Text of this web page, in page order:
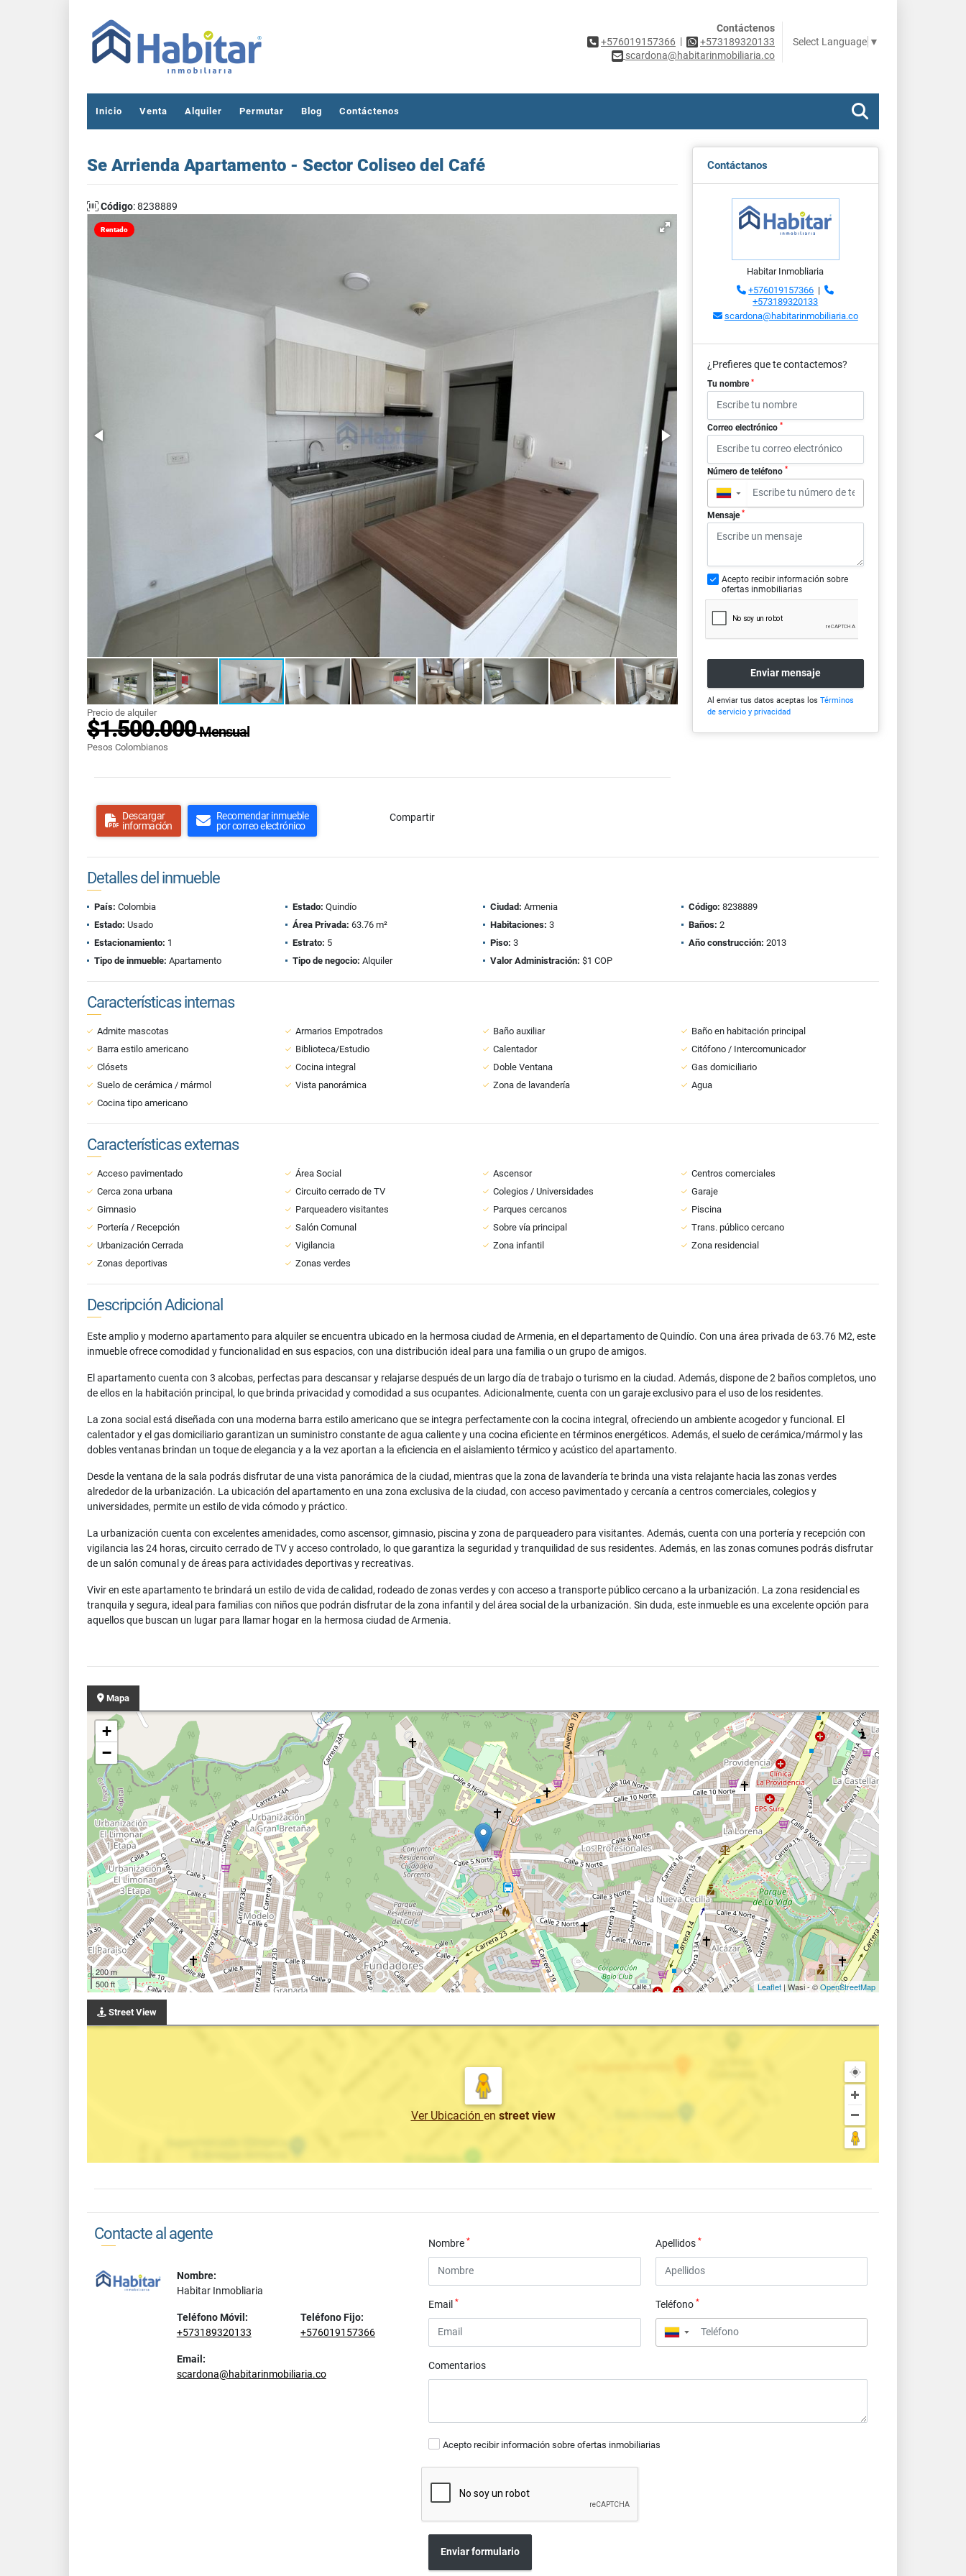
Contáctenos
+576019157366 |
+573189320133
scardona@habitarinmobiliaria.co
Select Language ▼
Inicio Venta Alquiler Permutar Blog Contáctenos
Se Arrienda Apartamento - Sector Coliseo del Café
Código: 8238889
Rentado
Precio de alquiler
$1.500.000Mensual
Pesos Colombianos
Descargar
información
Recomendar inmueble
por correo electrónico
Compartir
Contáctanos
Habitar Inmobliaria
+576019157366 |
+573189320133
scardona@habitarinmobiliaria.co
¿Prefieres que te contactemos?
Tu nombre *
Correo electrónico *
Número de teléfono *
▼
Mensaje *
Acepto recibir información sobre
ofertas inmobiliarias
Enviar mensaje
Al enviar tus datos aceptas los Términos
de servicio y privacidad
Detalles del inmueble
País: Colombia Estado: Quindío Ciudad: Armenia Código: 8238889
Estado: Usado Área Privada: 63.76 m² Habitaciones: 3 Baños: 2
Estacionamiento: 1 Estrato: 5 Piso: 3 Año construcción: 2013
Tipo de inmueble: Apartamento Tipo de negocio: Alquiler Valor Administración: $1 COP
Características internas
Admite mascotas Armarios Empotrados Baño auxiliar
Baño en habitación principal
Barra estilo americano
Biblioteca/Estudio Calentador
Citófono / Intercomunicador
Clósets
Cocina integral Doble Ventana
Gas domiciliario
Suelo de cerámica / mármol
Vista panorámica Zona de lavandería
Agua
Cocina tipo americano
Características externas
Acceso pavimentado Área Social Ascensor
Centros comerciales
Cerca zona urbana
Circuito cerrado de TV Colegios / Universidades
Garaje
Gimnasio
Parqueadero visitantes Parques cercanos
Piscina
Portería / Recepción
Salón Comunal Sobre vía principal
Trans. público cercano
Urbanización Cerrada
Vigilancia Zona infantil
Zona residencial
Zonas deportivas
Zonas verdes
Descripción Adicional
Este amplio y moderno apartamento para alquiler se encuentra ubicado en la hermosa ciudad de Armenia, en el departamento de Quindío. Con una área privada de 63.76 M2, este
inmueble ofrece comodidad y funcionalidad en sus espacios, con una distribución ideal para una familia o un grupo de amigos.
El apartamento cuenta con 3 alcobas, perfectas para descansar y relajarse después de un largo día de trabajo o turismo en la ciudad. Además, dispone de 2 baños completos, uno
de ellos en la habitación principal, lo que brinda privacidad y comodidad a sus ocupantes. Adicionalmente, cuenta con un garaje exclusivo para el uso de los residentes.
La zona social está diseñada con una moderna barra estilo americano que se integra perfectamente con la cocina integral, ofreciendo un ambiente acogedor y funcional. El
calentador y el gas domiciliario garantizan un suministro constante de agua caliente y una cocina eficiente en términos energéticos. Además, el suelo de cerámica/mármol y las
dobles ventanas brindan un toque de elegancia y a la vez aportan a la eficiencia en el aislamiento térmico y acústico del apartamento.
Desde la ventana de la sala podrás disfrutar de una vista panorámica de la ciudad, mientras que la zona de lavandería te brinda una vista relajante hacia las zonas verdes
alrededor de la urbanización. La ubicación del apartamento en una zona exclusiva de la ciudad, con acceso pavimentado y cercanía a centros comerciales, colegios y
universidades, permite un estilo de vida cómodo y práctico.
La urbanización cuenta con excelentes amenidades, como ascensor, gimnasio, piscina y zona de parqueadero para visitantes. Además, cuenta con una portería y recepción con
vigilancia las 24 horas, circuito cerrado de TV y acceso controlado, lo que garantiza la seguridad y tranquilidad de sus residentes. Además, en las zonas comunes podrás disfrutar
de un salón comunal y de áreas para actividades deportivas y recreativas.
Vivir en este apartamento te brindará un estilo de vida de calidad, rodeado de zonas verdes y con acceso a transporte público cercano a la urbanización. La zona residencial es
tranquila y segura, ideal para familias con niños que podrán disfrutar de la zona infantil y del área social de la urbanización. Sin duda, este inmueble es una excelente opción para
aquellos que buscan un lugar para llamar hogar en la hermosa ciudad de Armenia.
Mapa
+
−
200 m
500 ft
Leaflet | Wasi - ©OpenStreetMap
Street View
Ver Ubicación en street view
Contacte al agente
Nombre:
Habitar Inmobliaria
Teléfono Móvil:
+573189320133
Teléfono Fijo:
+576019157366
Email:
scardona@habitarinmobiliaria.co
Nombre* Apellidos *
Email* Teléfono *
▼
Comentarios
Acepto recibir información sobre ofertas inmobiliarias
Enviar formulario